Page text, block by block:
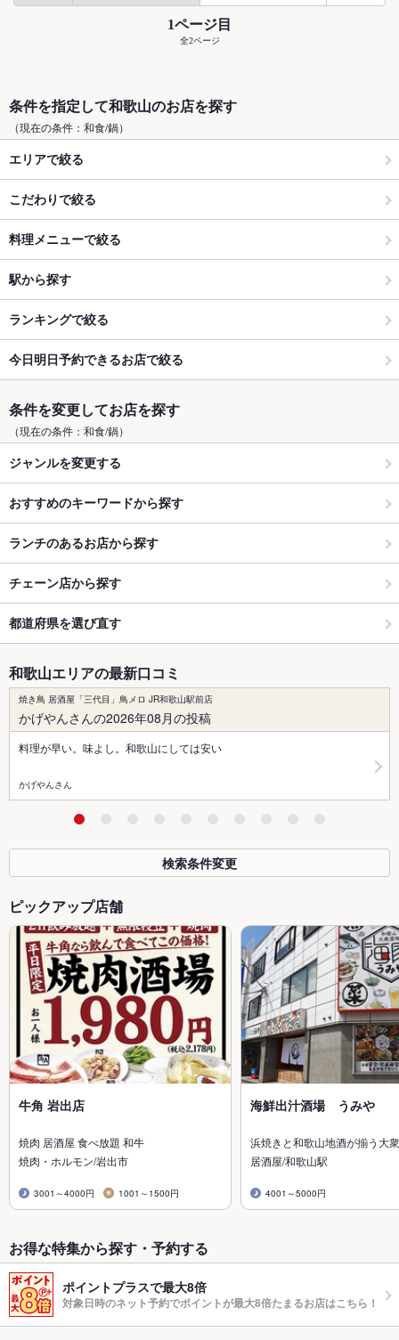
1ページ目
全2ページ
条件を指定して和歌山のお店を探す
（現在の条件：和食/鍋）
エリアで絞る
こだわりで絞る
料理メニューで絞る
駅から探す
ランキングで絞る
今日明日予約できるお店で絞る
条件を変更してお店を探す
（現在の条件：和食/鍋）
ジャンルを変更する
おすすめのキーワードから探す
ランチのあるお店から探す
チェーン店から探す
都道府県を選び直す
和歌山エリアの最新口コミ
焼き鳥 居酒屋「三代目」鳥メロ JR和歌山駅前店
かげやんさんの2026年08月の投稿
料理が早い。味よし。和歌山にしては安い
かげやんさん
検索条件変更
ピックアップ店舗
牛角 岩出店
焼肉 居酒屋 食べ放題 和牛
焼肉・ホルモン/岩出市
3001～4000円 1001～1500円
海鮮出汁酒場 うみや
浜焼きと和歌山地酒が揃う大
居酒屋/和歌山駅
4001～5000円
お得な特集から探す・予約する
ポイントプラスで最大8倍
対象日時のネット予約でポイントが最大8倍たまるお店はこちら！